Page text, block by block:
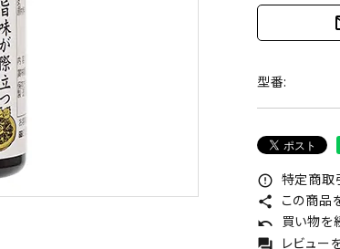
型番:
error_outline 特定商取
share この商品
undo 買い物を
forum レビュー